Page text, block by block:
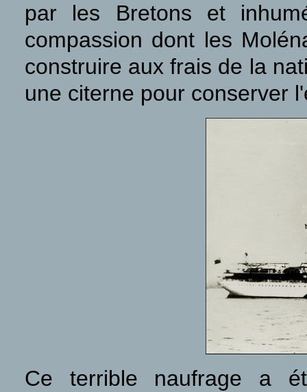
par les Bretons et
compassion dont les
construire aux frais de la
une citerne pour conserver
Ce terrible naufrage a